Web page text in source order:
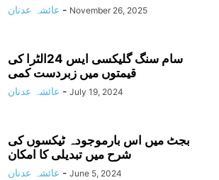
عائشہ عدنان - November 26, 2025
سام سنگ گلیکسی ایس 24الٹرا کی
قیمتوں میں زبردست کمی
عائشہ عدنان - July 19, 2024
بجٹ میں اس بارموجودہ ٹیکسوں کی
شرح میں تبدیلی کا امکان
عائشہ عدنان - June 5, 2024